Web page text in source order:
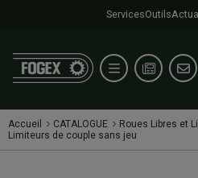
ServicesOutils
Accueil CATALOGUE
Roues Libres et
Limiteurs de couple sans jeu